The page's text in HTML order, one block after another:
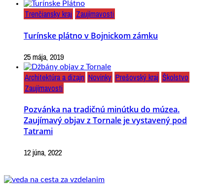
Trenčiansky kraj Zaujímavosti
Turínske plátno v Bojnickom zámku
25 mája, 2019
Architektúra a dizajn Novinky Prešovský kraj Školstvo
Zaujímavosti
Pozvánka na tradičnú minútku do múzea.
Zaujímavý objav z Tornale je vystavený pod
Tatrami
12 júna, 2022